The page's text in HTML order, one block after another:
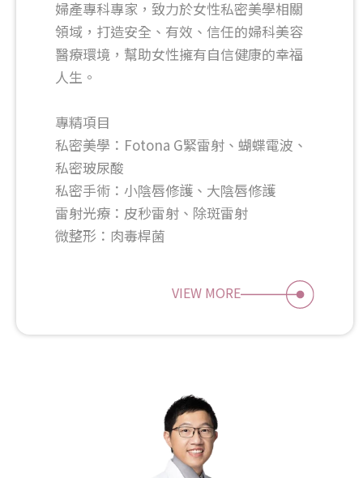
婦產專科專家，致力於女性私密美學相關
領域，打造安全、有效、信任的婦科美容
醫療環境，幫助女性擁有自信健康的幸福
人生。
專精項目
私密美學：Fotona G緊雷射、蝴蝶電波、
私密玻尿酸
私密手術：小陰唇修護、大陰唇修護
雷射光療：皮秒雷射、除斑雷射
微整形：肉毒桿菌
VIEW MORE